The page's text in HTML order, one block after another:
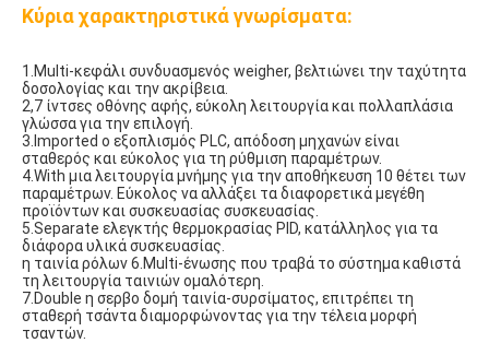
Κύρια χαρακτηριστικά γνωρίσματα:
1.Multi-κεφάλι συνδυασμενός weigher, βελτιώνει την ταχύτητα
δοσολογίας και την ακρίβεια.
2,7 ίντσες οθόνης αφής, εύκολη λειτουργία και πολλαπλάσια
γλώσσα για την επιλογή.
3.Imported ο εξοπλισμός PLC, απόδοση μηχανών είναι
σταθερός και εύκολος για τη ρύθμιση παραμέτρων.
4.With μια λειτουργία μνήμης για την αποθήκευση 10 θέτει των
παραμέτρων. Εύκολος να αλλάξει τα διαφορετικά μεγέθη
προϊόντων και συσκευασίας συσκευασίας.
5.Separate ελεγκτής θερμοκρασίας PID, κατάλληλος για τα
διάφορα υλικά συσκευασίας.
η ταινία ρόλων 6.Multi-ένωσης που τραβά το σύστημα καθιστά
τη λειτουργία ταινιών ομαλότερη.
7.Double η σερβο δομή ταινία-συρσίματος, επιτρέπει τη
σταθερή τσάντα διαμορφώνοντας για την τέλεια μορφή
τσαντών.